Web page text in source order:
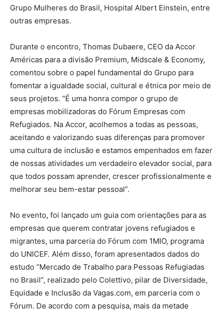
Grupo Mulheres do Brasil, Hospital Albert Einstein, entre
outras empresas.
Durante o encontro, Thomas Dubaere, CEO da Accor
Américas para a divisão Premium, Midscale & Economy,
comentou sobre o papel fundamental do Grupo para
fomentar a igualdade social, cultural e étnica por meio de
seus projetos. “É uma honra compor o grupo de
empresas mobilizadoras do Fórum Empresas com
Refugiados. Na Accor, acolhemos a todas as pessoas,
aceitando e valorizando suas diferenças para promover
uma cultura de inclusão e estamos empenhados em fazer
de nossas atividades um verdadeiro elevador social, para
que todos possam aprender, crescer profissionalmente e
melhorar seu bem-estar pessoal”.
No evento, foi lançado um guia com orientações para as
empresas que querem contratar jovens refugiados e
migrantes, uma parceria do Fórum com 1MIO, programa
do UNICEF. Além disso, foram apresentados dados do
estudo “Mercado de Trabalho para Pessoas Refugiadas
no Brasil”, realizado pelo Colettivo, pilar de Diversidade,
Equidade e Inclusão da Vagas.com, em parceria com o
Fórum. De acordo com a pesquisa, mais da metade